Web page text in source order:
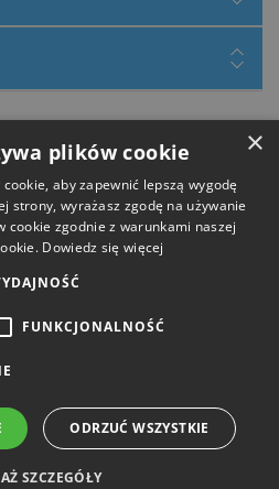
Płatności
×
plików cookie
aby zapewnić lepszą wygodę
strony, wyrażasz zgodę na używanie
cookie zgodnie z warunkami naszej
Dowiedz się więcej
FUNKCJONALNOŚĆ
ODRZUĆ WSZYSTKIE
SZCZEGÓŁY